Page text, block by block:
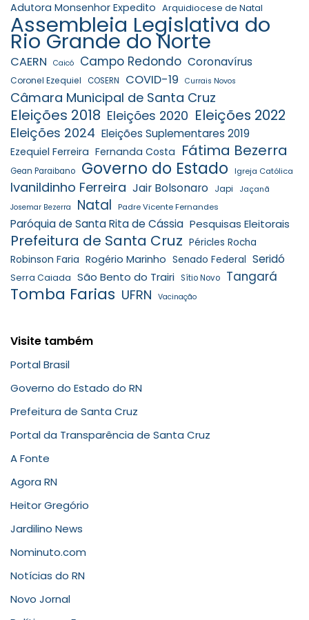
Adutora Monsenhor Expedito Arquidiocese de Natal
Assembleia Legislativa do
Rio Grande do Norte
CAERN Caicó Campo Redondo Coronavírus
Coronel Ezequiel COSERN COVID-19 Currais Novos
Câmara Municipal de Santa Cruz
Eleições 2018 Eleições 2020 Eleições 2022
Eleições 2024 Eleições Suplementares 2019
Ezequiel Ferreira Fernanda Costa Fátima Bezerra
Gean Paraibano Governo do Estado Igreja Católica
Ivanildinho Ferreira Jair Bolsonaro Japi Jaçanã
Josemar Bezerra Natal Padre Vicente Fernandes
Paróquia de Santa Rita de Cássia Pesquisas Eleitorais
Prefeitura de Santa Cruz Péricles Rocha
Robinson Faria Rogério Marinho Senado Federal Seridó
Serra Caiada São Bento do Trairi Sítio Novo Tangará
Tomba Farias UFRN Vacinação
Visite também
Portal Brasil
Governo do Estado do RN
Prefeitura de Santa Cruz
Portal da Transparência de Santa Cruz
A Fonte
Agora RN
Heitor Gregório
Jardilino News
Nominuto.com
Notícias do RN
Novo Jornal